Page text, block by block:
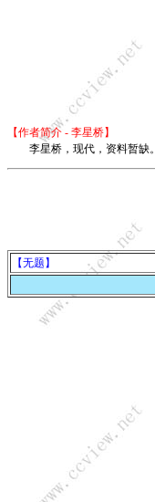
【作者简介 - 李星桥】
李星桥，现代，资料暂缺。
【无题】